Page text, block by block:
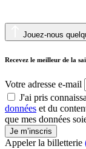
Jouez-nous
Recevez le meilleur de la
Votre adresse e-mail
J'ai pris
données et du
que mes données
Je m’inscris
Appeler la billetterie